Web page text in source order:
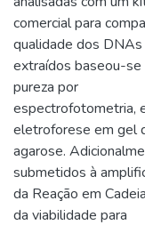
comercial para
qualidade dos DNAs
extraídos baseou-se
pureza por
espectrofotometria,
eletroforese em gel
agarose.
submetidos à
da Reação em
da viabilidade para